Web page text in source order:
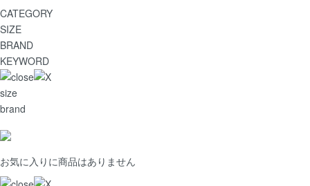
CATEGORY
SIZE
BRAND
KEYWORD
size
brand
お気に入りに商品はありません